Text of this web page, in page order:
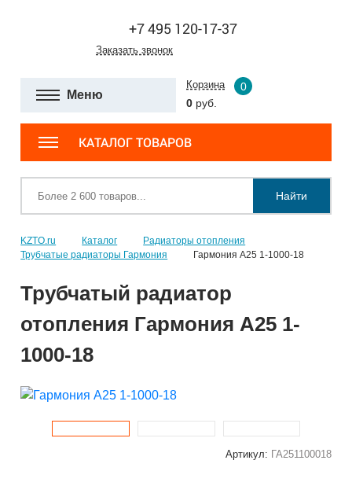
+7 495 120-17-37
Заказать звонок
Меню
Корзина
0
0 руб.
КАТАЛОГ ТОВАРОВ
Найти
KZTO.ru Каталог
Радиаторы отопления
Трубчатые радиаторы Гармония
Гармония А25 1-1000-18
Трубчатый радиатор
отопления Гармония А25 1-
1000-18
Артикул: ГА251100018